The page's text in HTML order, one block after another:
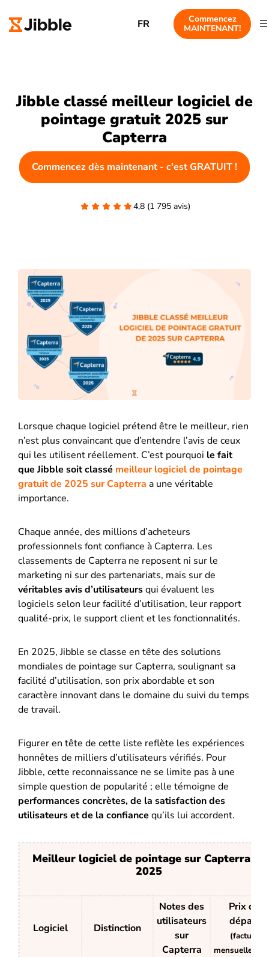
FR
Commencez
MAINTENANT!
Jibble classé meilleur logiciel de
pointage gratuit 2025 sur
Capterra
Commencez dès maintenant - c'est GRATUIT !
4,8 (1 795 avis)
Lorsque chaque logiciel prétend être le meilleur, rien
n’est plus convaincant que d’entendre l’avis de ceux
qui les utilisent réellement. C’est pourquoi le fait
que Jibble soit classé meilleur logiciel de pointage
gratuit de 2025 sur Capterra a une véritable
importance.
Chaque année, des millions d’acheteurs
professionnels font confiance à Capterra. Les
classements de Capterra ne reposent ni sur le
marketing ni sur des partenariats, mais sur de
véritables avis d’utilisateursqui évaluent les
logiciels selon leur facilité d’utilisation, leur rapport
qualité-prix, le support client et les fonctionnalités.
En 2025, Jibble se classe en tête des solutions
mondiales de pointage sur Capterra, soulignant sa
facilité d’utilisation, son prix abordable et son
caractère innovant dans le domaine du suivi du temps
de travail.
Figurer en tête de cette liste reflète les expériences
honnêtes de milliers d’utilisateurs vérifiés. Pour
Jibble, cette reconnaissance ne se limite pas à une
simple question de popularité ; elle témoigne de
performances concrètes, de la satisfaction des
utilisateurset de la confiance qu’ils lui accordent.
Meilleur logiciel de pointage sur Capterra en
2025
Logiciel Distinction
Notes des
utilisateurs
sur
Capterra
Prix de
départ
(facturé